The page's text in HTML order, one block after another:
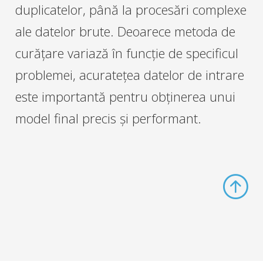
duplicatelor, până la procesări complexe
ale datelor brute. Deoarece metoda de
curățare variază în funcție de specificul
problemei, acuratețea datelor de intrare
este importantă pentru obținerea unui
model final precis și performant.